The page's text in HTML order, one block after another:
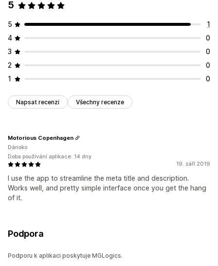
5
5
1
4
0
3
0
2
0
1
0
Napsat recenzi Všechny recenze
19. září 2019
I use the app to streamline the meta title and description.
Works well, and pretty simple interface once you get the hang
of it.
Motorious Copenhagen
Dánsko
Doba používání aplikace: 14 dny
Podpora
Podporu k aplikaci poskytuje MGLogics.